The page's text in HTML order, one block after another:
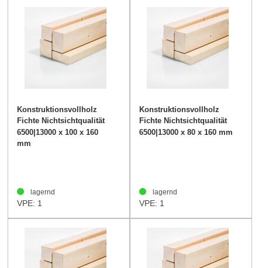
Konstruktionsvollholz
Fichte Nichtsichtqualität
100/160mm
6500|13000 x 100 x 160
mm
lagernd
VPE: 1
Konstruktionsvollholz
Fichte Nichtsichtqualität
80/160mm
6500|13000 x 80 x 160 mm
lagernd
VPE: 1